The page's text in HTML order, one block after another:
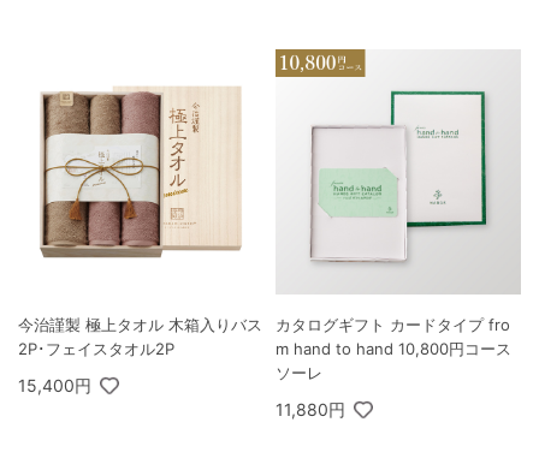
今治謹製 極上タオル 木箱入りバス
2P･フェイスタオル2P
15,400円
カタログギフト カードタイプ fro
m hand to hand 10,800円コース
ソーレ
11,880円